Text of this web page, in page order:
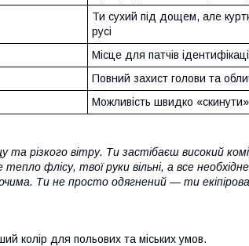
Ти сухий під дощем, але
русі
Місце для патчів
Повний захист голови та
Можливість швидко
та різкого вітру. Ти застібаєш високий
флісу, твої руки вільні, а все
Ти не просто одягнений — ти
колір для польових та міських умов.